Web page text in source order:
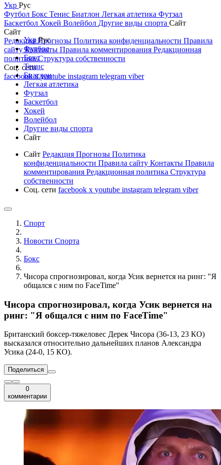
Укр Рус
Футбол Бокс Тенис Биатлон Легкая атлетика Футзал
Баскетбол Хокей Волейбол Другие виды спорта Сайт
Сайт
РедакцияПрогнозы Политика конфиденциальности Правила
сайтуКонтакты Правила комментирования Редакционная
политикаСтруктура собственности
Соц. сети
facebookxyoutube instagram telegram viber
УкрРус
Футбол
Бокс
Тенис
Биатлон
Легкая атлетика
Футзал
Баскетбол
Хокей
Волейбол
Другие виды спорта
Сайт
Сайт Редакция Прогнозы Политика
конфиденциальности Правила сайту Контакты Правила
комментирования Редакционная политика Структура
собственности
Соц. сети facebook x youtube instagram telegram viber
Спорт
Новости Cпорта
Бокс
Чисора спрогнозировал, когда Усик вернется на ринг: "Я
общался с ним по FaceTime"
Чисора спрогнозировал, когда Усик вернется на
ринг: "Я общался с ним по FaceTime"
Британский боксер-тяжеловес Дерек Чисора (36-13, 23 КО)
высказался относительно дальнейших планов Александра
Усика (24-0, 15 КО).
Поделиться
0
комментарии